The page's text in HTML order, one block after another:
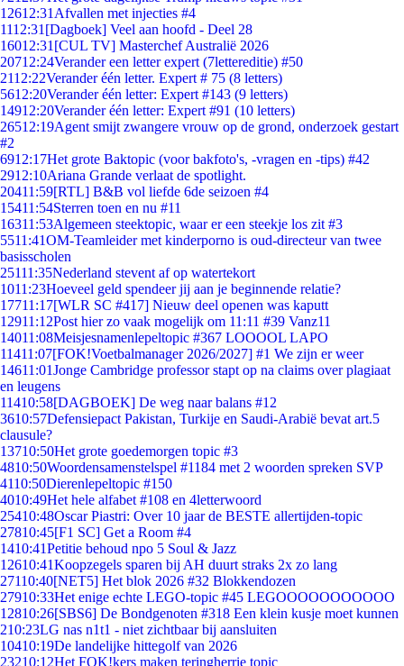
12612:31 Afvallen met injecties #4
1112:31 [Dagboek] Veel aan hoofd - Deel 28
16012:31 [CUL TV] Masterchef Australië 2026
20712:24Verander een letter expert (7lettereditie) #50
2112:22Verander één letter. Expert # 75 (8 letters)
5612:20Verander één letter: Expert #143 (9 letters)
14912:20Verander één letter: Expert #91 (10 letters)
26512:19Agent smijt zwangere vrouw op de grond, onderzoek gestart
#2
6912:17Het grote Baktopic (voor bakfoto's, -vragen en -tips) #42
2912:10Ariana Grande verlaat de spotlight.
20411:59[RTL] B&B vol liefde 6de seizoen #4
15411:54Sterren toen en nu #11
16311:53Algemeen steektopic, waar er een steekje los zit #3
5511:41OM-Teamleider met kinderporno is oud-directeur van twee
basisscholen
25111:35Nederland stevent af op watertekort
1011:23Hoeveel geld spendeer jij aan je beginnende relatie?
17711:17[WLR SC #417] Nieuw deel openen was kaputt
12911:12Post hier zo vaak mogelijk om 11:11 #39 Vanz11
14011:08Meisjesnamenlepeltopic #367 LOOOOL LAPO
11411:07[FOK!Voetbalmanager 2026/2027] #1 We zijn er weer
14611:01Jonge Cambridge professor stapt op na claims over plagiaat
en leugens
11410:58[DAGBOEK] De weg naar balans #12
3610:57Defensiepact Pakistan, Turkije en Saudi-Arabië bevat art.5
clausule?
13710:50Het grote goedemorgen topic #3
4810:50Woordensamenstelspel #1184 met 2 woorden spreken SVP
4110:50Dierenlepeltopic #150
4010:49Het hele alfabet #108 en 4letterwoord
25410:48Oscar Piastri: Over 10 jaar de BESTE allertijden-topic
27810:45[F1 SC] Get a Room #4
1410:41Petitie behoud npo 5 Soul & Jazz
12610:41Koopzegels sparen bij AH duurt straks 2x zo lang
27110:40[NET5] Het blok 2026 #32 Blokkendozen
27910:33Het enige echte LEGO-topic #45 LEGOOOOOOOOOOO
12810:26[SBS6] De Bondgenoten #318 Een klein kusje moet kunnen
210:23LG nas n1t1 - niet zichtbaar bij aansluiten
10410:19De landelijke hittegolf van 2026
23210:12Het FOK!kers maken teringherrie topic